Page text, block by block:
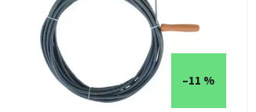
–11 %